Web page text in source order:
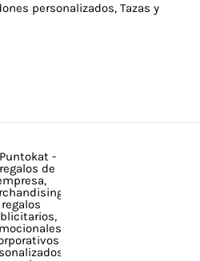
personalizados, Tazas y